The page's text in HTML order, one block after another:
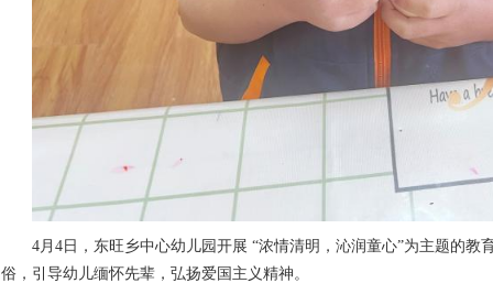
4月4日，东旺乡中心幼儿园开展 “浓情清明，沁润童心”为主题的教
俗，引导幼儿缅怀先辈，弘扬爱国主义精神。